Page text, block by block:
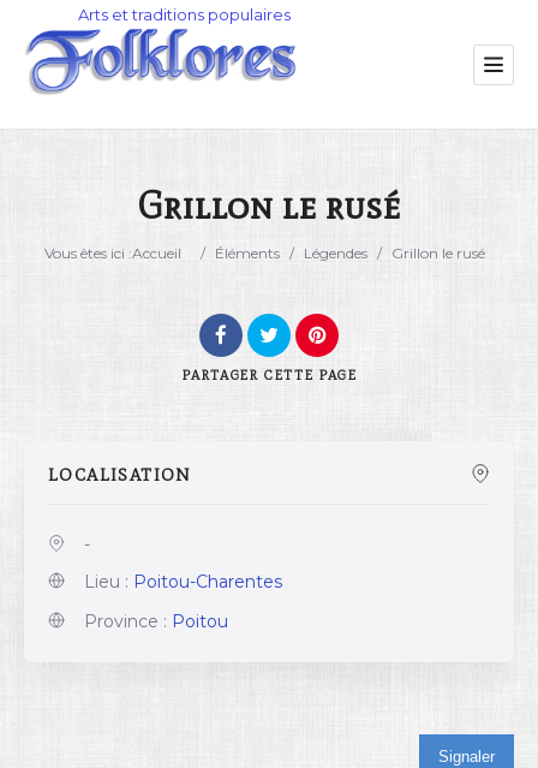
Catégorie
Grillon le rusé
Vous êtes ici :Accueil / Éléments / Légendes / Grillon le rusé
PARTAGER CETTE PAGE
LOCALISATION
-
Lieu : Poitou-Charentes
Province : Poitou
Signaler